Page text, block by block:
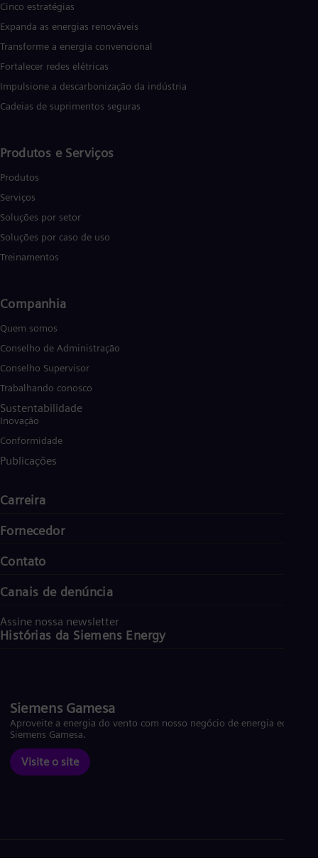
Cinco estratégias
Expanda as energias renováveis
Transforme a energia convencional
Fortalecer redes elétricas
Impulsione a descarbonização da indústria
Cadeias de suprimentos seguras
Produtos e Serviços
Produtos
Serviços
Soluções por setor
Soluções por caso de uso
Treinamentos
Companhia
Quem somos
Conselho de Administração
Conselho Supervisor
Trabalhando conosco
Sustentabilidade
Inovação
Conformidade
Publicações
Carreira
Fornecedor
Contato
Canais de denúncia
Assine nossa newsletter
Histórias da Siemens Energy
Siemens Gamesa
Aproveite a energia do vento com nosso negócio de energia eólica
Siemens Gamesa.
Visite o site